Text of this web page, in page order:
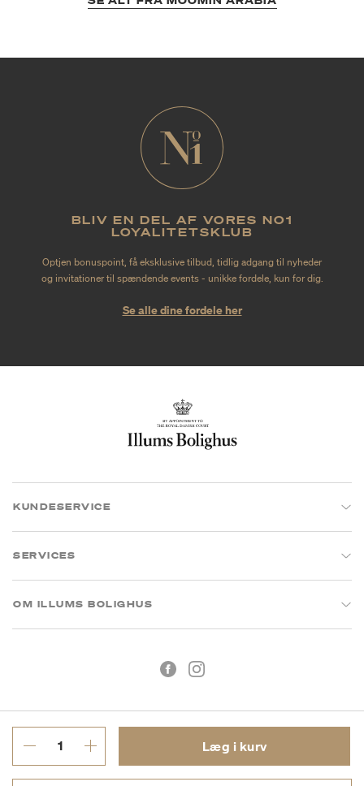
Læg i kurv
BLIV EN DEL AF VORES NO1
LOYALITETSKLUB
Optjen bonuspoint, få eksklusive tilbud, tidlig adgang til nyheder
og invitationer til spændende events - unikke fordele, kun for dig.
Se alle dine fordele her
KUNDESERVICE
SERVICES
OM ILLUMS BOLIGHUS